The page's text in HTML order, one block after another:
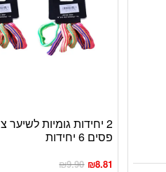
2 יחידות גומיות לשיער
פסים 6 יחידות
₪9.90 ₪8.81